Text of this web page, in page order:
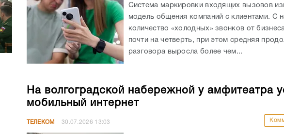
Система маркировки входящих вызовов
модель общения компаний с клиентами. С
количество «холодных» звонков от
почти на четверть, при этом средняя
разговора выросла более чем...
На волгоградской набережной у амфитеатра
мобильный интернет
ТЕЛЕКОМ 30.07.2026 13:03